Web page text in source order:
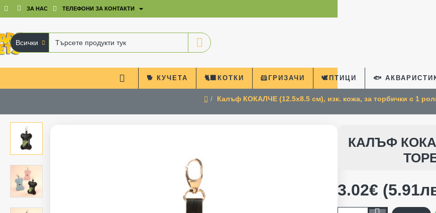
ЗА НАС ТЕЛЕФОНИ ЗА КОНТАКТИ
Всички
Търсете
продукти
тук
🐕 КУЧЕТА 🐈‍⬛КОТКИ 🐹ГРИЗАЧИ 🕊️ПТИЦИ 🐟
Калъф КОКАЛЧЕ (12.5х8.5 см), изк. кожа, за торбички с 1
КАЛЪФ
3.02€